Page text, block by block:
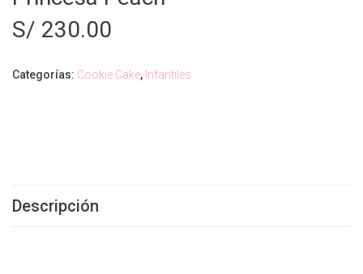
S/ 230.00
Categorías: Cookie Cake, Infantiles
Descripción